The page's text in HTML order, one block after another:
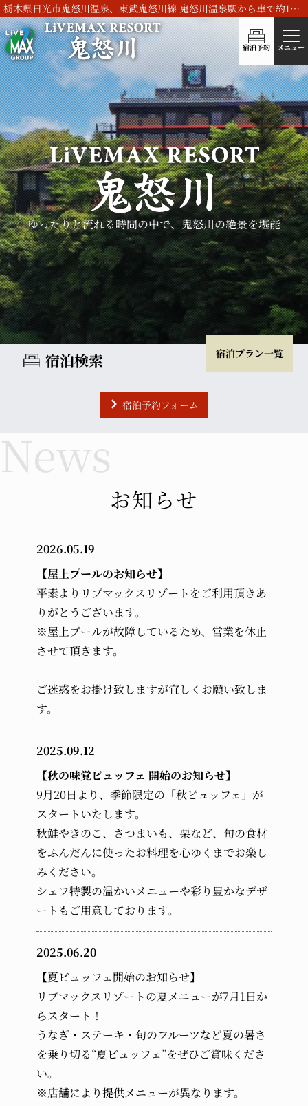
栃木県日光市鬼怒川温泉、東武鬼怒川線 鬼怒川温泉駅から車で約15分のリブマックスリゾート鬼怒川
宿泊予約 メニュー
ゆったりと流れる時間の中で、鬼怒川の絶景を堪能
宿泊検索 宿泊プラン一覧
宿泊予約フォーム
小学生
幼児 (布団のみ)
受け入れなし
幼児 (布団・食事不要)
お知らせ
2026.05.19
【屋上プールのお知らせ】
平素よりリブマックスリゾートをご利用頂きあ
りがとうございます。
※屋上プールが故障しているため、営業を休止
させて頂きます。
ご迷惑をお掛け致しますが宜しくお願い致しま
す。
2025.09.12
【秋の味覚ビュッフェ 開始のお知らせ】
9月20日より、季節限定の「秋ビュッフェ」が
スタートいたします。
秋鮭やきのこ、さつまいも、栗など、旬の食材
をふんだんに使ったお料理を心ゆくまでお楽し
みください。
シェフ特製の温かいメニューや彩り豊かなデザ
ートもご用意しております。
2025.06.20
【夏ビュッフェ開始のお知らせ】
リブマックスリゾートの夏メニューが7月1日か
らスタート！
うなぎ・ステーキ・旬のフルーツなど夏の暑さ
を乗り切る“夏ビュッフェ”をぜひご賞味くださ
い。
※店舗により提供メニューが異なります。